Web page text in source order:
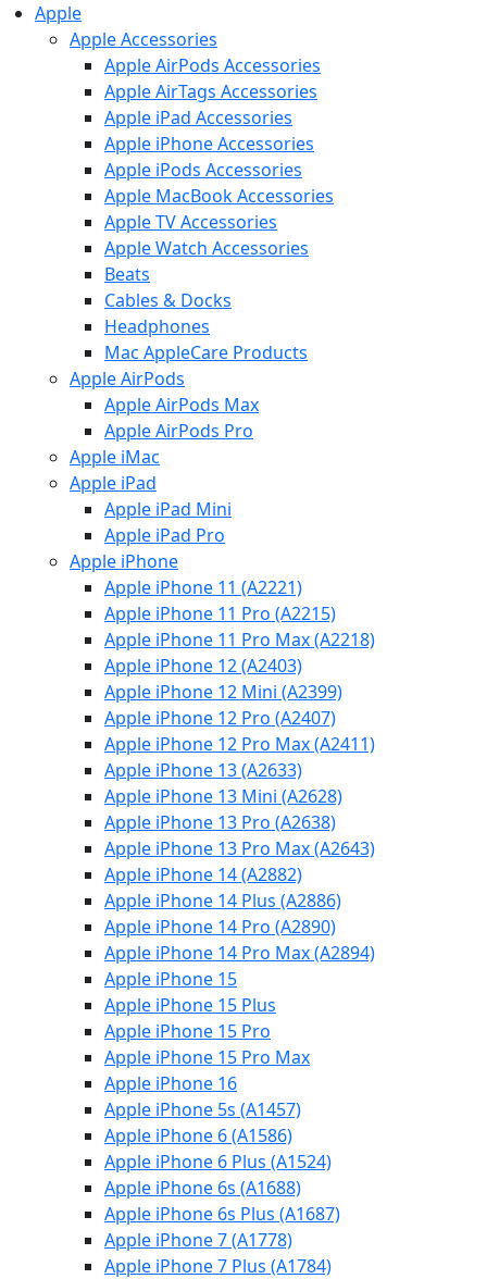
Apple
Apple Accessories
Apple AirPods Accessories
Apple AirTags Accessories
Apple iPad Accessories
Apple iPhone Accessories
Apple iPods Accessories
Apple MacBook Accessories
Apple TV Accessories
Apple Watch Accessories
Beats
Cables & Docks
Headphones
Mac AppleCare Products
Apple AirPods
Apple AirPods Max
Apple AirPods Pro
Apple iMac
Apple iPad
Apple iPad Mini
Apple iPad Pro
Apple iPhone
Apple iPhone 11 (A2221)
Apple iPhone 11 Pro (A2215)
Apple iPhone 11 Pro Max (A2218)
Apple iPhone 12 (A2403)
Apple iPhone 12 Mini (A2399)
Apple iPhone 12 Pro (A2407)
Apple iPhone 12 Pro Max (A2411)
Apple iPhone 13 (A2633)
Apple iPhone 13 Mini (A2628)
Apple iPhone 13 Pro (A2638)
Apple iPhone 13 Pro Max (A2643)
Apple iPhone 14 (A2882)
Apple iPhone 14 Plus (A2886)
Apple iPhone 14 Pro (A2890)
Apple iPhone 14 Pro Max (A2894)
Apple iPhone 15
Apple iPhone 15 Plus
Apple iPhone 15 Pro
Apple iPhone 15 Pro Max
Apple iPhone 16
Apple iPhone 5s (A1457)
Apple iPhone 6 (A1586)
Apple iPhone 6 Plus (A1524)
Apple iPhone 6s (A1688)
Apple iPhone 6s Plus (A1687)
Apple iPhone 7 (A1778)
Apple iPhone 7 Plus (A1784)